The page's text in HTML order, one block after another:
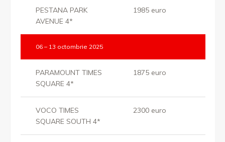
PESTANA PARK
AVENUE 4*
1985 euro
06 – 13 octombrie 2025
PARAMOUNT TIMES
SQUARE 4*
1875 euro
VOCO TIMES
SQUARE SOUTH 4*
2300 euro